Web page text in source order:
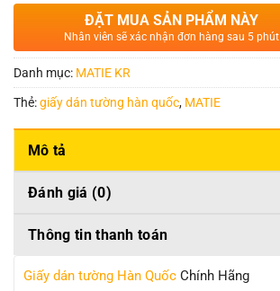
ĐẶT MUA SẢN PHẨM NÀY
Nhân viên sẽ xác nhận đơn hàng sau 5 phút
Danh mục: MATIE KR
Thẻ:giấy dán tường hàn quốc, MATIE
Mô tả
Đánh giá (0)
Thông tin thanh toán
Giấy dán tường Hàn Quốc Chính Hãng